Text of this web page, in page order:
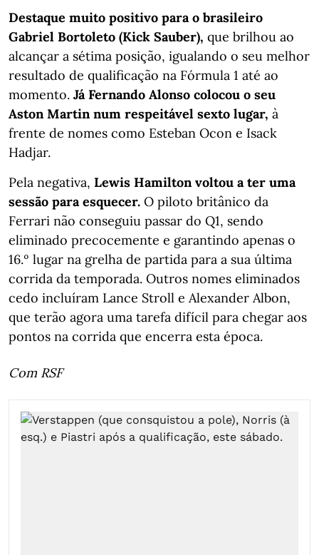
Destaque muito positivo para o brasileiro
Gabriel Bortoleto (Kick Sauber), que brilhou ao
alcançar a sétima posição, igualando o seu melhor
resultado de qualificação na Fórmula 1 até ao
momento. Já Fernando Alonso colocou o seu
Aston Martin num respeitável sexto lugar, à
frente de nomes como Esteban Ocon e Isack
Hadjar.
Pela negativa, Lewis Hamilton voltou a ter uma
sessão para esquecer. O piloto britânico da
Ferrari não conseguiu passar do Q1, sendo
eliminado precocemente e garantindo apenas o
16.º lugar na grelha de partida para a sua última
corrida da temporada. Outros nomes eliminados
cedo incluíram Lance Stroll e Alexander Albon,
que terão agora uma tarefa difícil para chegar aos
pontos na corrida que encerra esta época.
Com RSF